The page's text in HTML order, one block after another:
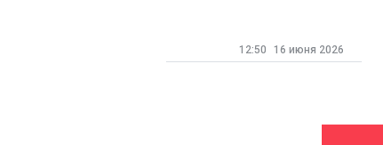
12:50 16 июня 2026